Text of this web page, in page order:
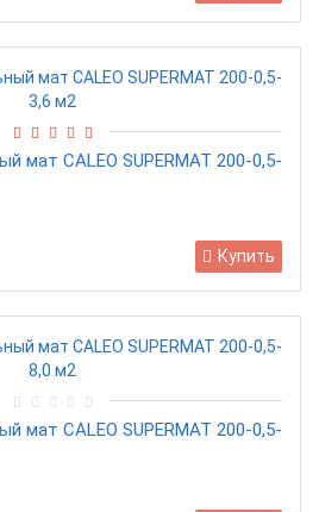
мат CALEO SUPERMAT 200-0,5-
Купить
мат CALEO SUPERMAT 200-0,5-